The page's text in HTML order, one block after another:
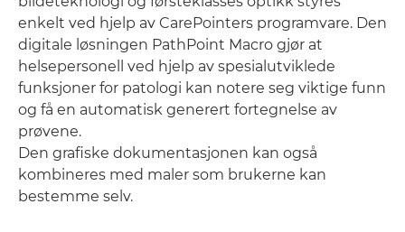
enkelt ved hjelp av CarePointers programvare. Den
digitale løsningen PathPoint Macro gjør at
helsepersonell ved hjelp av spesialutviklede
funksjoner for patologi kan notere seg viktige funn
og få en automatisk generert fortegnelse av
prøvene.
Den grafiske dokumentasjonen kan også
kombineres med maler som brukerne kan
bestemme selv.